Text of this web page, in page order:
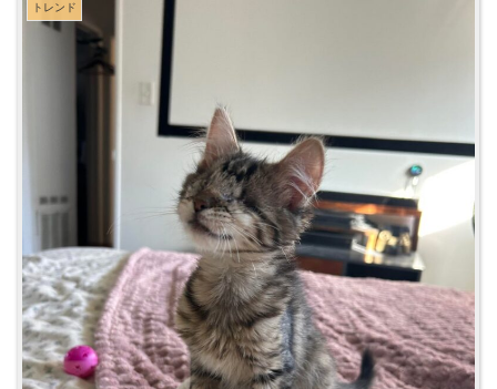
トレンド